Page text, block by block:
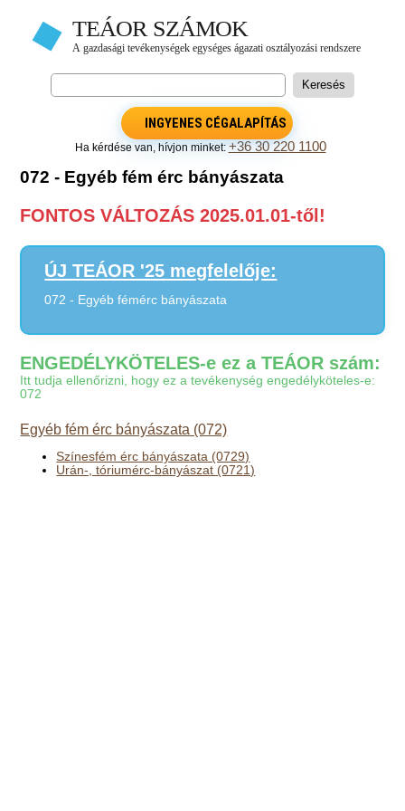
INGYENES CÉGALAPÍTÁS
Ha kérdése van, hívjon minket: +36 30 220 1100
072 - Egyéb fém érc bányászata
FONTOS VÁLTOZÁS 2025.01.01-től!
ÚJ TEÁOR '25 megfelelője:
072 - Egyéb fémérc bányászata
ENGEDÉLYKÖTELES-e ez a TEÁOR szám:
Itt tudja ellenőrizni, hogy ez a tevékenység engedélyköteles-e:
072
Egyéb fém érc bányászata (072)
Színesfém érc bányászata (0729)
Urán-, tóriumérc-bányászat (0721)